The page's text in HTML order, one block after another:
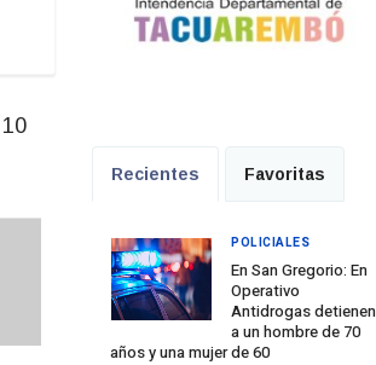
Recientes Favoritas
En San Gregorio: En
Operativo
Antidrogas detienen
a un hombre de 70
años y una mujer de 60
POLICIALES